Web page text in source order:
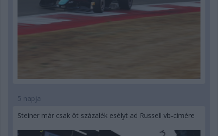
5 napja
Steiner már csak öt százalék esélyt ad Russell vb-címére